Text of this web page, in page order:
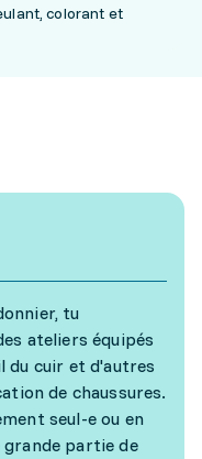
colorant et
tu
ateliers équipés
du cuir et d'autres
de chaussures.
seul-e ou en
grande partie de